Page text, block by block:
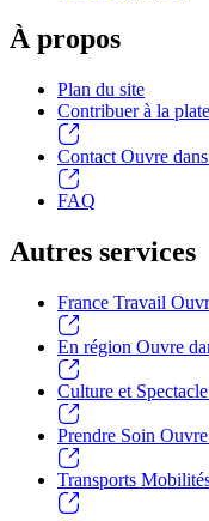
À propos
Plan du site
Contribuer à la
Contact Ouvre
FAQ
Autres services
France Travail
En région Ouvre
Culture et Spectacle
Prendre Soin
Transports